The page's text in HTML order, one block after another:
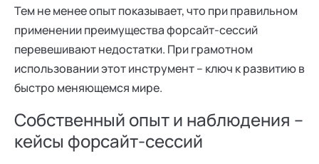
Тем не менее опыт показывает, что при правильном
применении преимущества форсайт-сессий
перевешивают недостатки. При грамотном
использовании этот инструмент – ключ к развитию в
быстро меняющемся мире.
Собственный опыт и наблюдения –
кейсы форсайт-сессий